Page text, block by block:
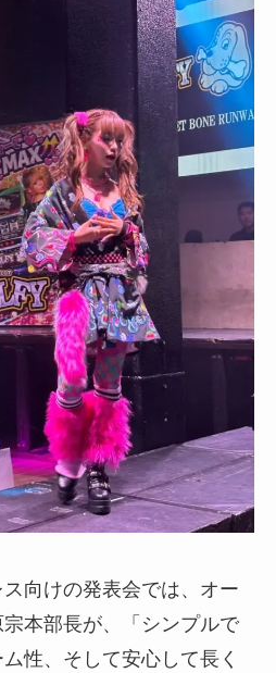
向けの発表会では、オー
本部長が、「シンプルで
性、そして安心して長く